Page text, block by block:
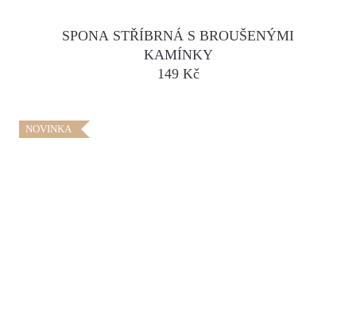
SPONA STŘÍBRNÁ S BROUŠENÝMI
KAMÍNKY
149 Kč
NOVINKA